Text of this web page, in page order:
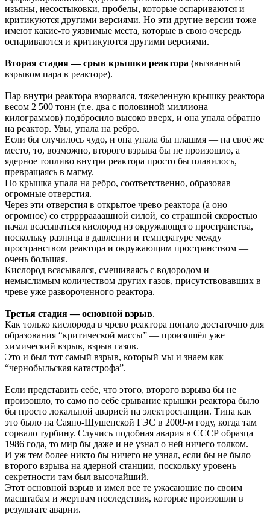
изъяны, несостыковки, пробелы, которые оспариваются и
критикуются другими версиями. Но эти другие версии тоже
имеют какие-то уязвимые места, которые в свою очередь
оспариваются и критикуются другими версиями.
Вторая стадия — срыв крышки реактора (вызванный
взрывом пара в реакторе).
Пар внутри реактора взорвался, тяжеленную крышку реактора
весом 2 500 тонн (т.е. два с половиной миллиона
килограммов) подбросило высоко вверх, и она упала обратно
на реактор. Увы, упала на ребро.
Если бы случилось чудо, и она упала бы плашмя — на своё же
место, то, возможно, второго взрыва бы не произошло, а
ядерное топливо внутри реактора просто бы плавилось,
превращаясь в магму.
Но крышка упала на ребро, соответственно, образовав
огромные отверстия.
Через эти отверстия в открытое чрево реактора (а оно
огромное) со стрррраааашной силой, со страшной скоростью
начал всасываться кислород из окружающего пространства,
поскольку разница в давлении и температуре между
пространством реактора и окружающим пространством —
очень большая.
Кислород всасывался, смешиваясь с водородом и
немыслимым количеством других газов, присутствовавших в
чреве уже развороченного реактора.
Третья стадия — основной взрыв.
Как только кислорода в чрево реактора попало достаточно для
образования “критической массы” — произошёл уже
химический взрыв, взрыв газов.
Это и был тот самый взрыв, который мы и знаем как
“чернобыльская катастрофа”.
Если представить себе, что этого, второго взрыва бы не
произошло, то само по себе срывание крышки реактора было
бы просто локальной аварией на электростанции. Типа как
это было на Саяно-Шушенской ГЭС в 2009-м году, когда там
сорвало турбину. Случись подобная авария в СССР образца
1986 года, то мир бы даже и не узнал о ней ничего толком.
И уж тем более никто бы ничего не узнал, если бы не было
второго взрыва на ядерной станции, поскольку уровень
секретности там был высочайший.
Этот основной взрыв и имел все те ужасающие по своим
масштабам и жертвам последствия, которые произошли в
результате аварии.